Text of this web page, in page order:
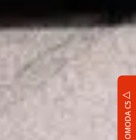
OMODA C5